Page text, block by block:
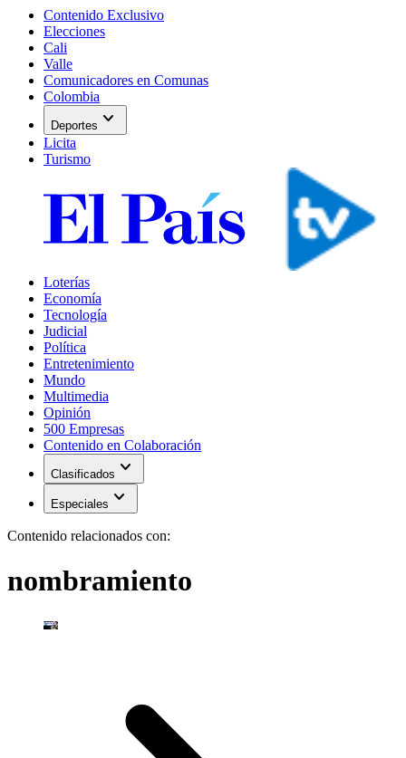
Contenido Exclusivo
Elecciones
Cali
Valle
Comunicadores en Comunas
Colombia
Deportes expand_more
Licita
Turismo
Loterías
Economía
Tecnología
Judicial
Política
Entretenimiento
Mundo
Multimedia
Opinión
500 Empresas
Contenido en Colaboración
Clasificados expand_more
Especiales expand_more
Contenido relacionados con:
nombramiento